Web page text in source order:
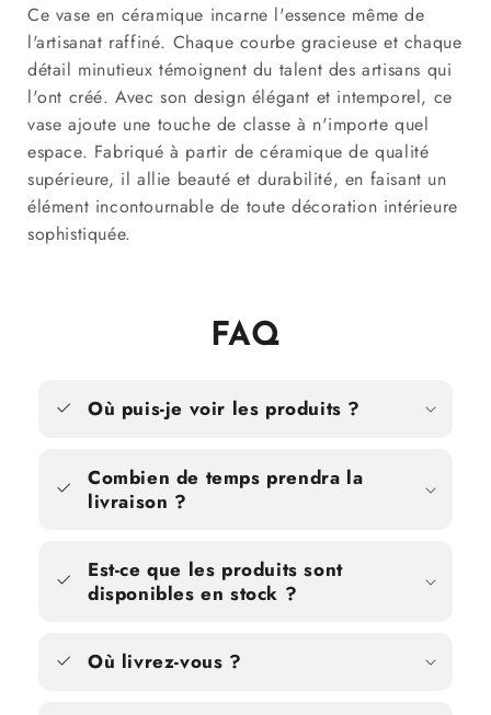
Ce vase en céramique incarne l'essence même de
l'artisanat raffiné. Chaque courbe gracieuse et chaque
détail minutieux témoignent du talent des artisans qui
l'ont créé. Avec son design élégant et intemporel, ce
vase ajoute une touche de classe à n'importe quel
espace. Fabriqué à partir de céramique de qualité
supérieure, il allie beauté et durabilité, en faisant un
élément incontournable de toute décoration intérieure
sophistiquée.
FAQ
Où puis-je voir les produits ?
Combien de temps prendra la
livraison ?
Est-ce que les produits sont
disponibles en stock ?
Où livrez-vous ?